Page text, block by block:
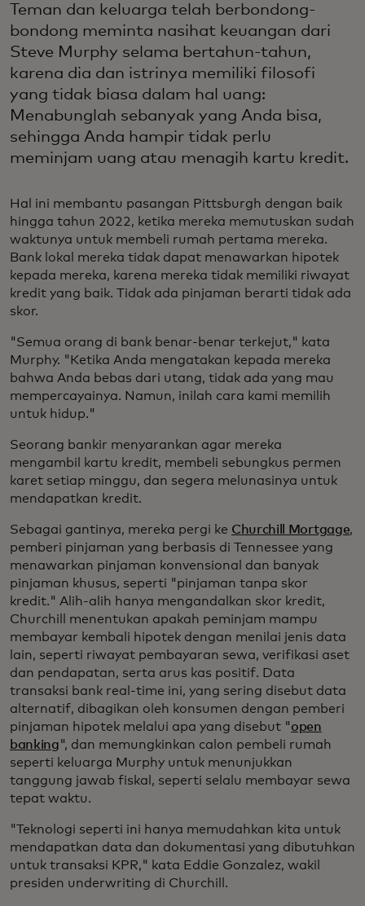
Teman dan keluarga telah berbondong-
bondong meminta nasihat keuangan dari
Steve Murphy selama bertahun-tahun,
karena dia dan istrinya memiliki filosofi
yang tidak biasa dalam hal uang:
Menabunglah sebanyak yang Anda bisa,
sehingga Anda hampir tidak perlu
meminjam uang atau menagih kartu kredit.
Hal ini membantu pasangan Pittsburgh dengan baik
hingga tahun 2022, ketika mereka memutuskan sudah
waktunya untuk membeli rumah pertama mereka.
Bank lokal mereka tidak dapat menawarkan hipotek
kepada mereka, karena mereka tidak memiliki riwayat
kredit yang baik. Tidak ada pinjaman berarti tidak ada
skor.
"Semua orang di bank benar-benar terkejut," kata
Murphy. "Ketika Anda mengatakan kepada mereka
bahwa Anda bebas dari utang, tidak ada yang mau
mempercayainya. Namun, inilah cara kami memilih
untuk hidup."
Seorang bankir menyarankan agar mereka
mengambil kartu kredit, membeli sebungkus permen
karet setiap minggu, dan segera melunasinya untuk
mendapatkan kredit.
Sebagai gantinya, mereka pergi ke Churchill Mortgage,
pemberi pinjaman yang berbasis di Tennessee yang
menawarkan pinjaman konvensional dan banyak
pinjaman khusus, seperti "pinjaman tanpa skor
kredit." Alih-alih hanya mengandalkan skor kredit,
Churchill menentukan apakah peminjam mampu
membayar kembali hipotek dengan menilai jenis data
lain, seperti riwayat pembayaran sewa, verifikasi aset
dan pendapatan, serta arus kas positif. Data
transaksi bank real-time ini, yang sering disebut data
alternatif, dibagikan oleh konsumen dengan pemberi
pinjaman hipotek melalui apa yang disebut "open
banking", dan memungkinkan calon pembeli rumah
seperti keluarga Murphy untuk menunjukkan
tanggung jawab fiskal, seperti selalu membayar sewa
tepat waktu.
"Teknologi seperti ini hanya memudahkan kita untuk
mendapatkan data dan dokumentasi yang dibutuhkan
untuk transaksi KPR," kata Eddie Gonzalez, wakil
presiden underwriting di Churchill.